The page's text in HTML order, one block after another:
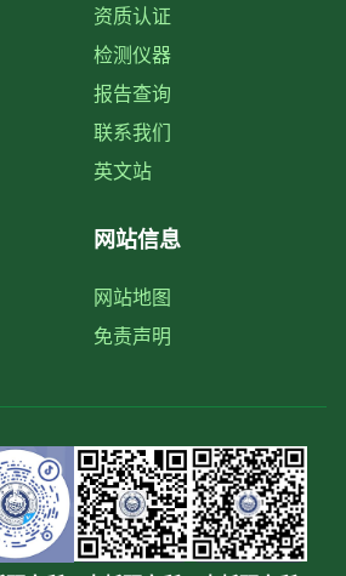
资质认证
检测仪器
报告查询
联系我们
英文站
网站信息
网站地图
免责声明